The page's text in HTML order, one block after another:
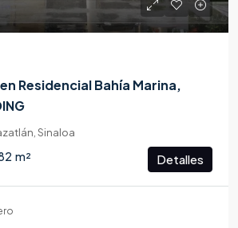
Residencial Bahía Marina,
Sinaloa
m² Detalles